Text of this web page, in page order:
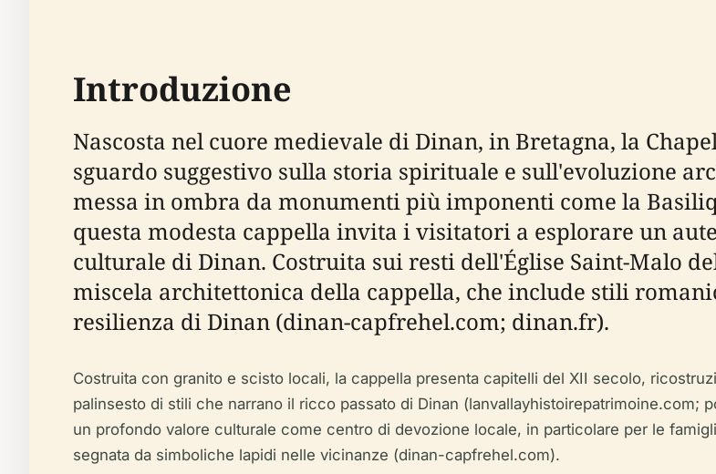
Introduzione
Nascosta nel cuore medievale di Dinan, in Bretagna, la
sguardo suggestivo sulla storia spirituale e sull'evoluzione
messa in ombra da monumenti più imponenti come la
questa modesta cappella invita i visitatori a esplorare un
culturale di Dinan. Costruita sui resti dell'Église Saint-Malo
miscela architettonica della cappella, che include stili
resilienza di Dinan (dinan-capfrehel.com; dinan.fr).
Costruita con granito e scisto locali, la cappella presenta capitelli del XII secolo,
palinsesto di stili che narrano il ricco passato di Dinan (lanvallayhistoirepatrimoine.com;
un profondo valore culturale come centro di devozione locale, in particolare per le
segnata da simboliche lapidi nelle vicinanze (dinan-capfrehel.com).